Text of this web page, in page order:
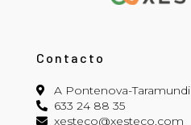
Contacto
A Pontenova-Taramundi
633 24 88 35
xesteco@xesteco.com